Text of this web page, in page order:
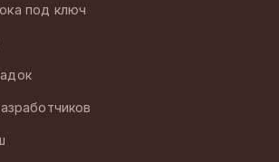
под ключ